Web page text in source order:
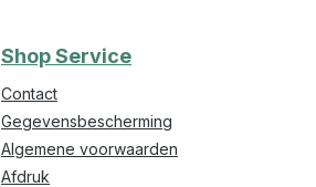
Shop Service
Contact
Gegevensbescherming
Algemene voorwaarden
Afdruk